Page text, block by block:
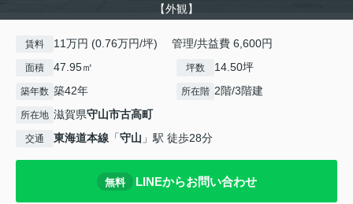
【外観】
賃料 11万円 (0.76万円/坪) 管理/共益費 6,600円
面積 47.95㎡ 坪数 14.50坪
築年数 築42年 所在階 2階/3階建
所在地 滋賀県守山市古高町
交通 東海道本線 「守山 」駅 徒歩28分
無料 LINEからお問い合わせ